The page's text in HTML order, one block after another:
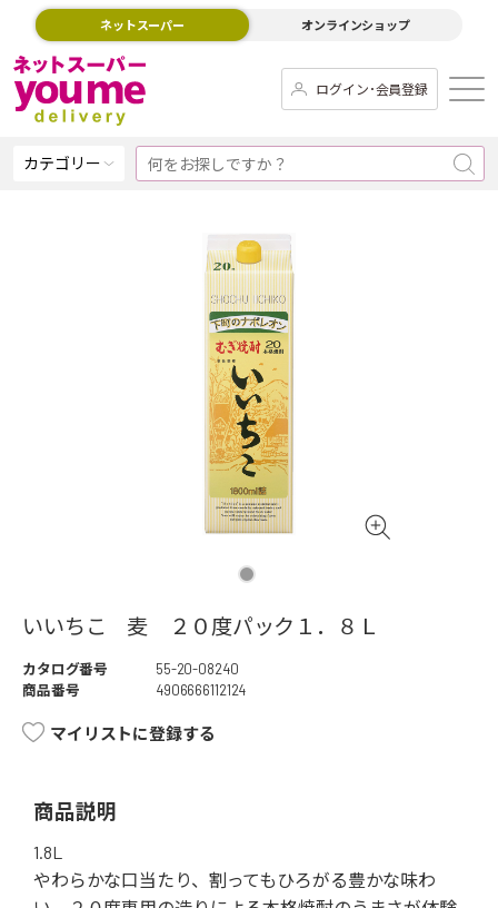
ネットスーパー オンラインショップ
ログイン･会員登録
カテゴリー
いいちこ 麦 ２０度パック１．８Ｌ
カタログ番号
55-20-08240
商品番号
4906666112124
マイリストに登録する
商品説明
1.8L
やわらかな口当たり、割ってもひろがる豊かな味わ